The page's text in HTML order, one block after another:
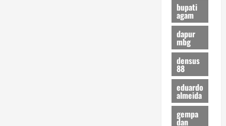
bupati
agam
dapur
mbg
densus
88
eduardo
almeida
gempa
dan